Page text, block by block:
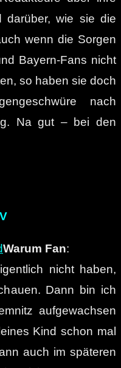
darüber, wie sie die
wenn die Sorgen
Bayern-Fans nicht
so haben sie doch
nach
Na gut – bei den
Warum Fan:
nicht haben,
Dann bin ich
aufgewachsen
Kind schon mal
auch im späteren